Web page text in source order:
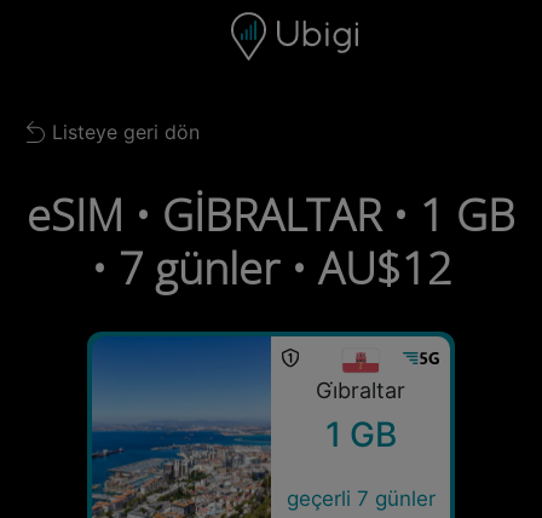
Gezinme çubuğu Alt bilgi
Back to list
Listeye geri dön
eSIM • GİBRALTAR • 1 GB
• 7 günler • AU$12
Gi̇braltar
1 GB
geçerli 7 günler